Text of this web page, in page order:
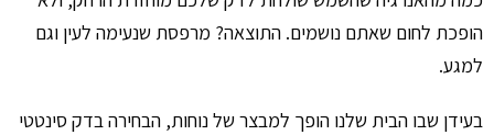
הופכת לחום שאתם נושמים. התוצאה? מרפסת שנעימה לעין וגם
למגע.
בעידן שבו הבית שלנו הופך למבצר של נוחות, הבחירה בדק סינטטי